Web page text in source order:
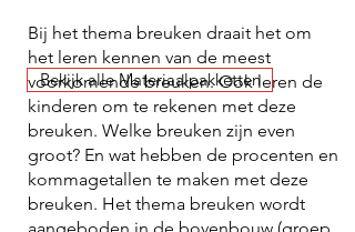
Bij het thema breuken draait het om
het leren kennen van de meest
voorkomende breuken. Ook leren de
kinderen om te rekenen met deze
breuken. Welke breuken zijn even
groot? En wat hebben de procenten en
kommagetallen te maken met deze
breuken. Het thema breuken wordt
Bekijk alle Materiaalpakketten